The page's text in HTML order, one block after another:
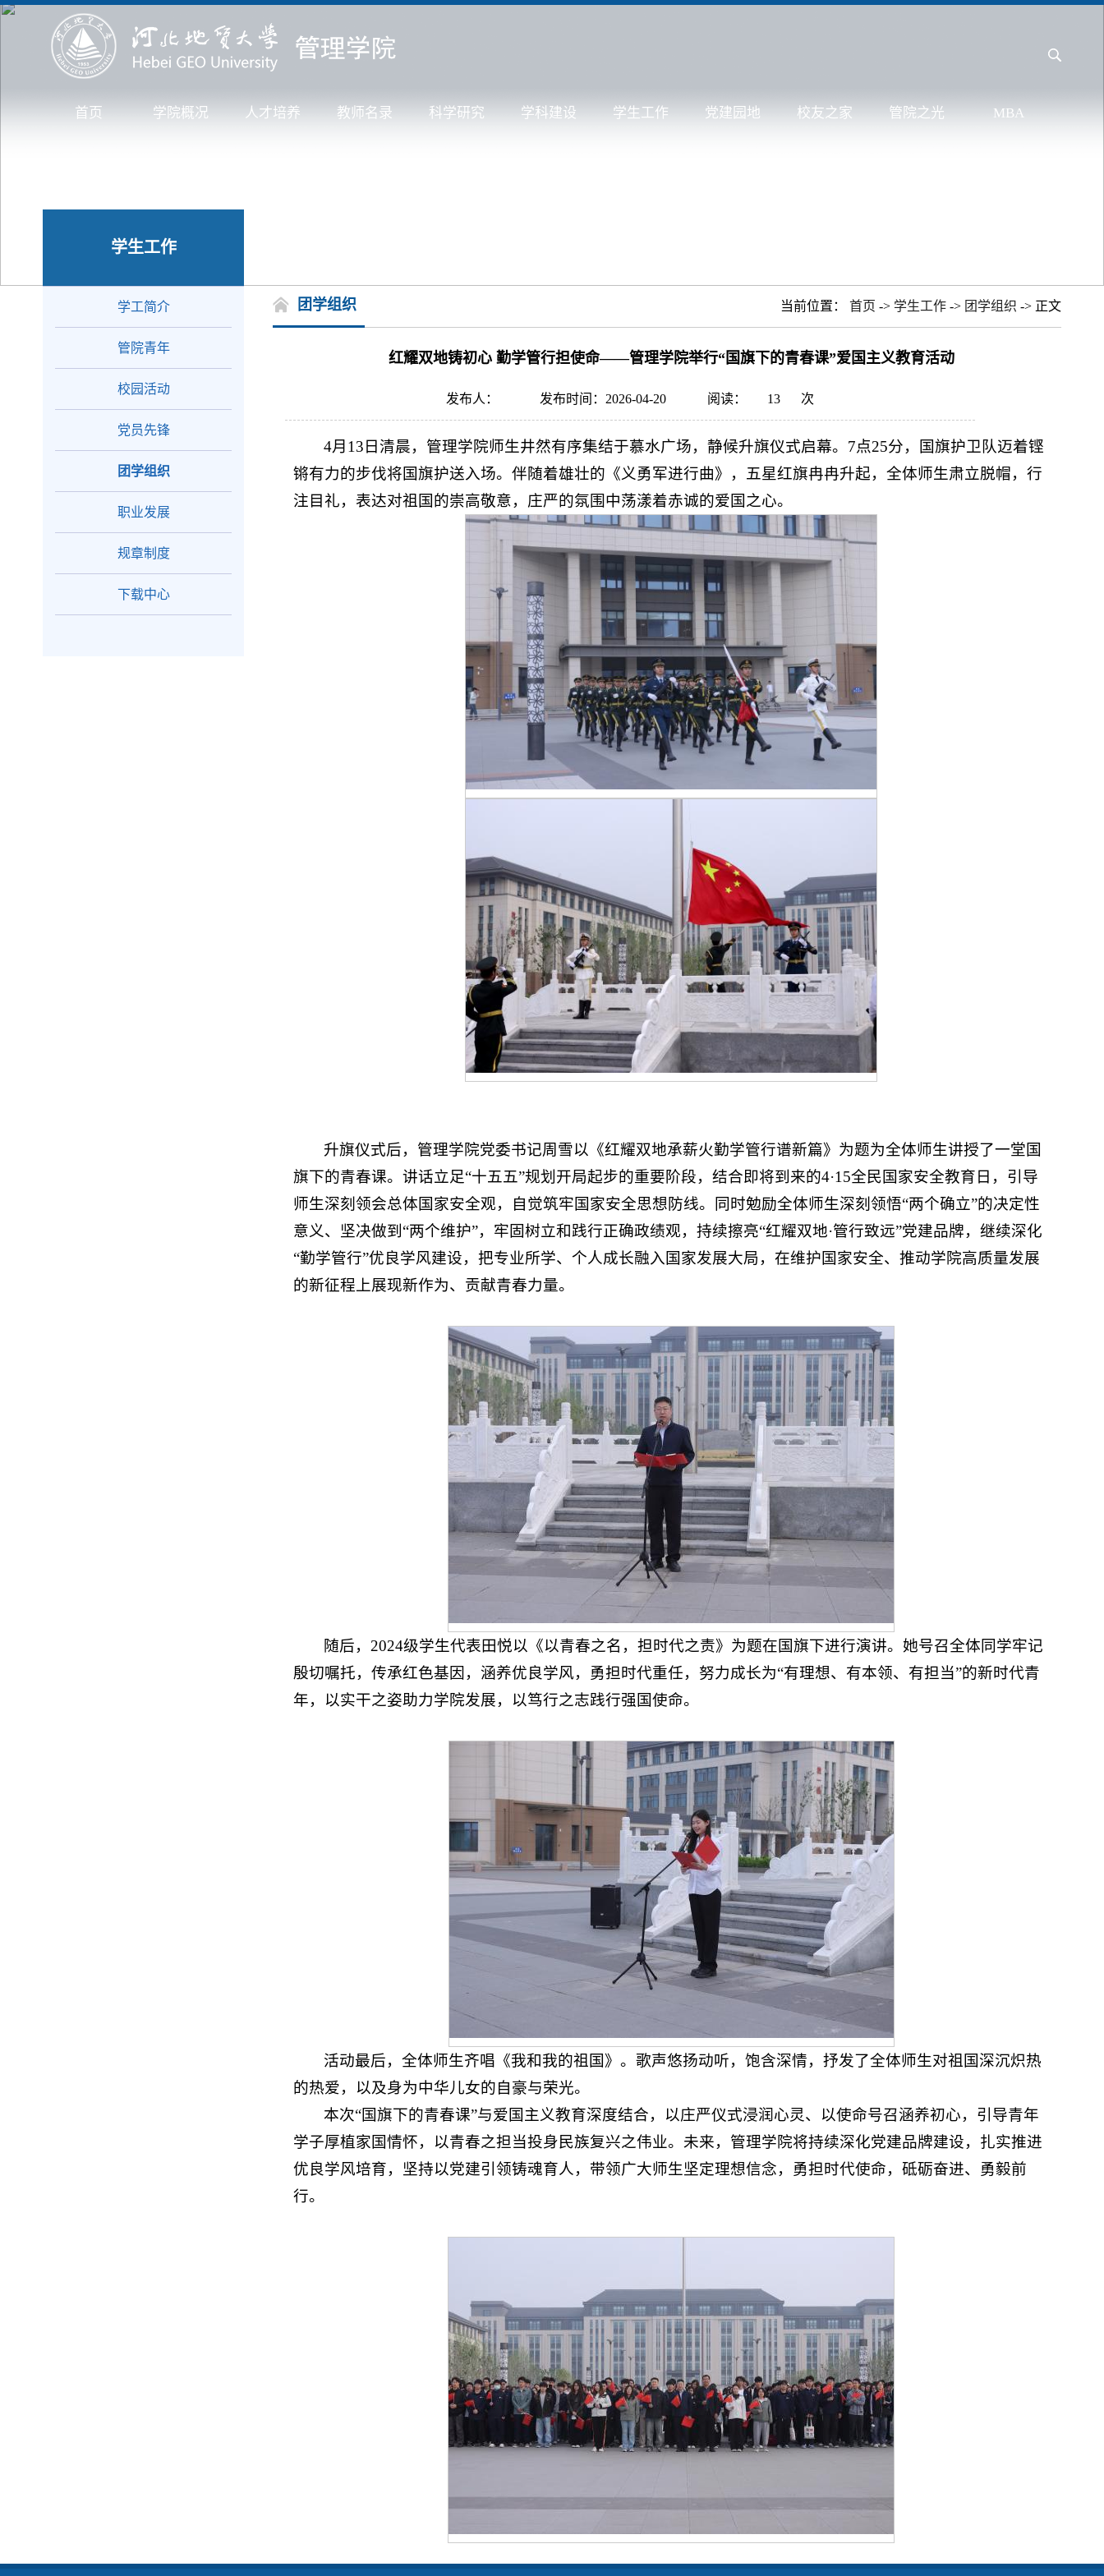
首页 学院概况 人才培养 教师名录 科学研究 学科建设 学生工作 党建园地 校友之家 管院之光 MBA
学生工作
学工简介
管院青年
校园活动
党员先锋
团学组织
职业发展
规章制度
下载中心
当前位置： 首页 -> 学生工作 -> 团学组织 -> 正文
团学组织
红耀双地铸初心 勤学管行担使命——管理学院举行“国旗下的青春课”爱国主义教育活动
发布人： 发布时间：2026-04-20 阅读： 13 次
4月13日清晨，管理学院师生井然有序集结于慕水广场，静候升旗仪式启幕。7点25分，国旗护卫队迈着铿
锵有力的步伐将国旗护送入场。伴随着雄壮的《义勇军进行曲》，五星红旗冉冉升起，全体师生肃立脱帽，行
注目礼，表达对祖国的崇高敬意，庄严的氛围中荡漾着赤诚的爱国之心。
升旗仪式后，管理学院党委书记周雪以《红耀双地承薪火勤学管行谱新篇》为题为全体师生讲授了一堂国
旗下的青春课。讲话立足“十五五”规划开局起步的重要阶段，结合即将到来的4·15全民国家安全教育日，引导
师生深刻领会总体国家安全观，自觉筑牢国家安全思想防线。同时勉励全体师生深刻领悟“两个确立”的决定性
意义、坚决做到“两个维护”，牢固树立和践行正确政绩观，持续擦亮“红耀双地·管行致远”党建品牌，继续深化
“勤学管行”优良学风建设，把专业所学、个人成长融入国家发展大局，在维护国家安全、推动学院高质量发展
的新征程上展现新作为、贡献青春力量。
随后，2024级学生代表田悦以《以青春之名，担时代之责》为题在国旗下进行演讲。她号召全体同学牢记
殷切嘱托，传承红色基因，涵养优良学风，勇担时代重任，努力成长为“有理想、有本领、有担当”的新时代青
年，以实干之姿助力学院发展，以笃行之志践行强国使命。
活动最后，全体师生齐唱《我和我的祖国》。歌声悠扬动听，饱含深情，抒发了全体师生对祖国深沉炽热
的热爱，以及身为中华儿女的自豪与荣光。
本次“国旗下的青春课”与爱国主义教育深度结合，以庄严仪式浸润心灵、以使命号召涵养初心，引导青年
学子厚植家国情怀，以青春之担当投身民族复兴之伟业。未来，管理学院将持续深化党建品牌建设，扎实推进
优良学风培育，坚持以党建引领铸魂育人，带领广大师生坚定理想信念，勇担时代使命，砥砺奋进、勇毅前
行。